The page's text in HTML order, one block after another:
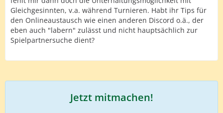
Gleichgesinnten, v.a. während Turnieren. Habt ihr Tips für
den Onlineaustausch wie einen anderen Discord o.ä., der
eben auch "labern" zulässt und nicht hauptsächlich zur
Spielpartnersuche dient?
Jetzt mitmachen!